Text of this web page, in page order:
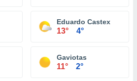
Eduardo Castex
13° 4°
Gaviotas
11° 2°